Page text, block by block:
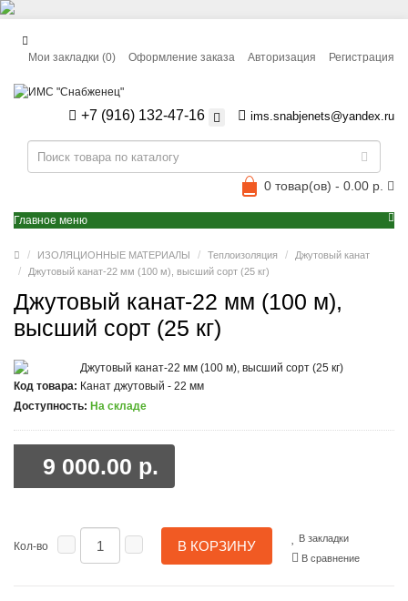
Авторизация Регистрация
Мои закладки (0) Оформление заказа
+7 (916) 132-47-16 ims.snabjenets@yandex.ru
0 товар(ов) - 0.00 р.
Главное меню
ИЗОЛЯЦИОННЫЕ МАТЕРИАЛЫ Теплоизоляция
Джутовый канат
Джутовый канат-22 мм (100 м), высший сорт (25 кг)
Джутовый канат-22 мм (100 м),
высший сорт (25 кг)
Код товара: Канат джутовый - 22 мм
Доступность: На складе
9 000.00 р.
Кол-во В КОРЗИНУ
В закладки
В сравнение